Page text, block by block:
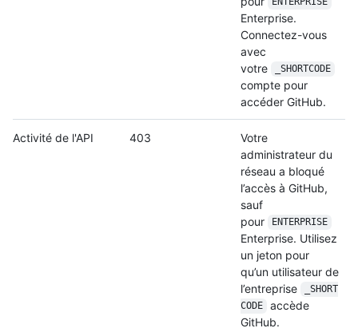
Enterprise.
Connectez-vous
avec
votre
_SHORTCODE
compte pour
accéder GitHub.
Activité de l'API 403
Votre
administrateur du
réseau a bloqué
l’accès à GitHub,
sauf
pour
ENTERPRISE
Enterprise. Utilisez
un jeton pour
qu’un utilisateur de
l’entreprise
_SHORT
CODE
accède
GitHub.